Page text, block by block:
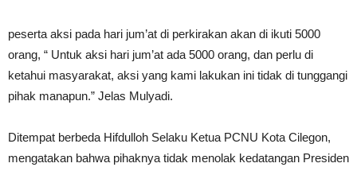
peserta aksi pada hari jum’at di perkirakan akan di ikuti 5000
orang, “ Untuk aksi hari jum’at ada 5000 orang, dan perlu di
ketahui masyarakat, aksi yang kami lakukan ini tidak di tunggangi
pihak manapun.” Jelas Mulyadi.
Ditempat berbeda Hifdulloh Selaku Ketua PCNU Kota Cilegon,
mengatakan bahwa pihaknya tidak menolak kedatangan Presiden